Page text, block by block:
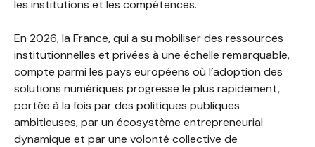
les institutions et les compétences.
En 2026, la France, qui a su mobiliser des ressources
institutionnelles et privées à une échelle remarquable,
compte parmi les pays européens où l’adoption des
solutions numériques progresse le plus rapidement,
portée à la fois par des politiques publiques
ambitieuses, par un écosystème entrepreneurial
dynamique et par une volonté collective de